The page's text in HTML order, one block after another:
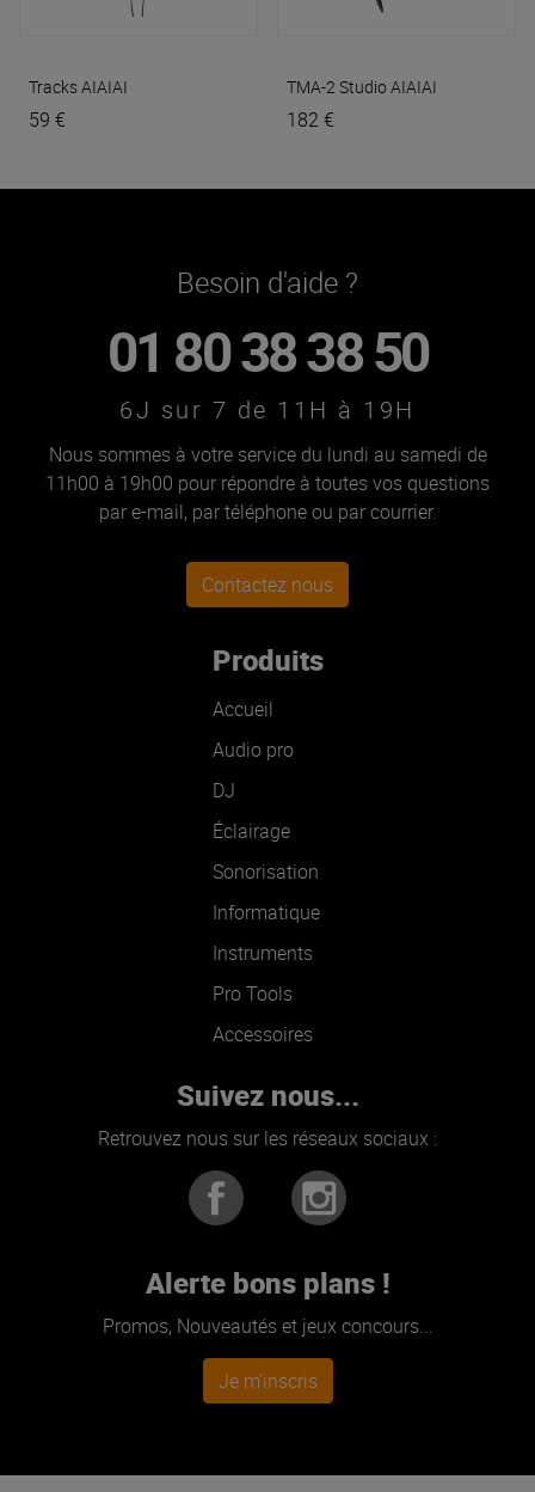
TracksAIAIAI
59 €
TMA-2 Studio AIAIAI
182 €
Besoin d'aide ?
01 80 38 38 50
6J sur 7 de 11H à 19H
Nous sommes à votre service du lundi au samedi de
11h00 à 19h00 pour répondre à toutes vos questions
par e-mail, par téléphone ou par courrier.
Contactez nous
Produits
Accueil
Audio pro
DJ
Éclairage
Sonorisation
Informatique
Instruments
Pro Tools
Accessoires
Suivez nous...
Retrouvez nous sur les réseaux sociaux :
Alerte bons plans !
Promos, Nouveautés et jeux concours...
Je m'inscris